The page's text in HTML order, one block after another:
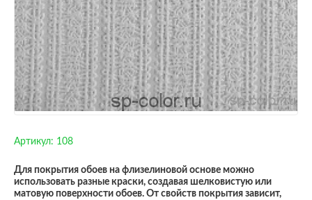
Артикул: 108
Для покрытия обоев на флизелиновой основе можно
использовать разные краски, создавая шелковистую или
матовую поверхности обоев. От свойств покрытия зависит,